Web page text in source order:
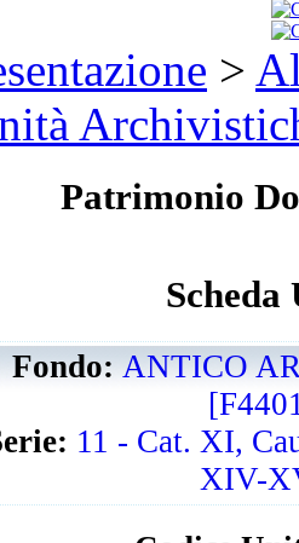
>
Patrimonio
Scheda
Fondo:ANTICO
11 - Cat. XI,
XIV-